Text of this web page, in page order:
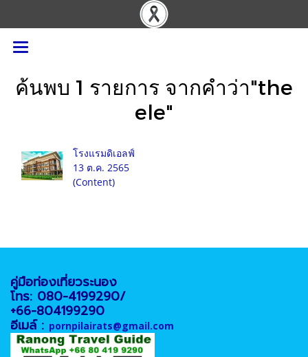
ค้นพบ 1 รายการ จากคำว่า"the
ele"
โรงแรมดิเอลฟ์
13 ต.ค. 2565
(Content)
คู่มือท่องเที่ยวระนอง
โทร: 080-4199290/
+66-804199290
อีเมล์ : pornpilairats@gmail.com